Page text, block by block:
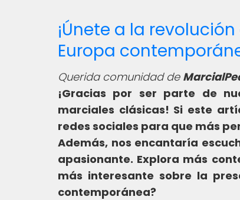
¡Únete a la
Europa
Querida comunidad de
¡Gracias por ser parte de
marciales clásicas! Si este
redes sociales para que más
Además, nos encantaría
apasionante. Explora más
más interesante sobre la
contemporánea?